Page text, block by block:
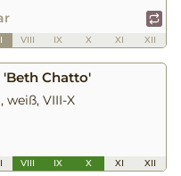
VIII IX X XI XII
Chatto'
weiß, VIII-X
VIII IX X XI XII